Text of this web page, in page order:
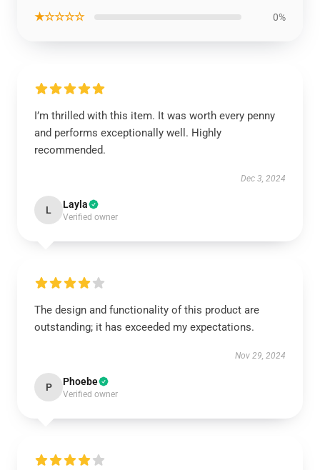
★☆☆☆☆ 0%
I’m thrilled with this item. It was worth every penny
and performs exceptionally well. Highly
recommended.
Dec 3, 2024
L Layla
Verified owner
The design and functionality of this product are
outstanding; it has exceeded my expectations.
Nov 29, 2024
P Phoebe
Verified owner